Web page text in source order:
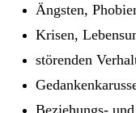
Ängsten,
Krisen,
störenden
Beziehungs-